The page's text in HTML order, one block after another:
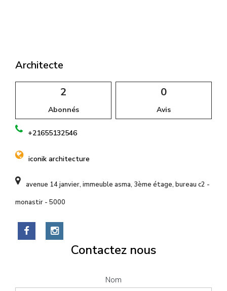
Architecte
2
Abonnés
0
Avis
+21655132546
iconik architecture
avenue 14 janvier, immeuble asma, 3ème étage, bureau c2 -
monastir - 5000
Contactez nous
Nom